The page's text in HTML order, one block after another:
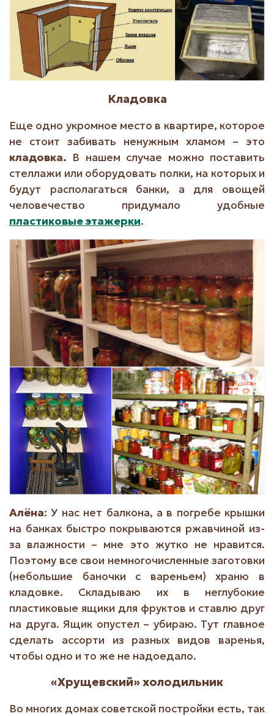
Кладовка
Еще одно укромное место в квартире, которое
не стоит забивать ненужным хламом – это
кладовка. В нашем случае можно поставить
стеллажи или оборудовать полки, на которых и
будут располагаться банки, а для овощей
человечество придумало удобные
пластиковые этажерки.
Алёна: У нас нет балкона, а в погребе крышки
на банках быстро покрываются ржавчиной из-
за влажности – мне это жутко не нравится.
Поэтому все свои немногочисленные заготовки
(небольшие баночки с вареньем) храню в
кладовке. Складываю их в неглубокие
пластиковые ящики для фруктов и ставлю друг
на друга. Ящик опустел – убираю. Тут главное
сделать ассорти из разных видов варенья,
чтобы одно и то же не надоедало.
«Хрущевский» холодильник
Во многих домах советской постройки есть, так